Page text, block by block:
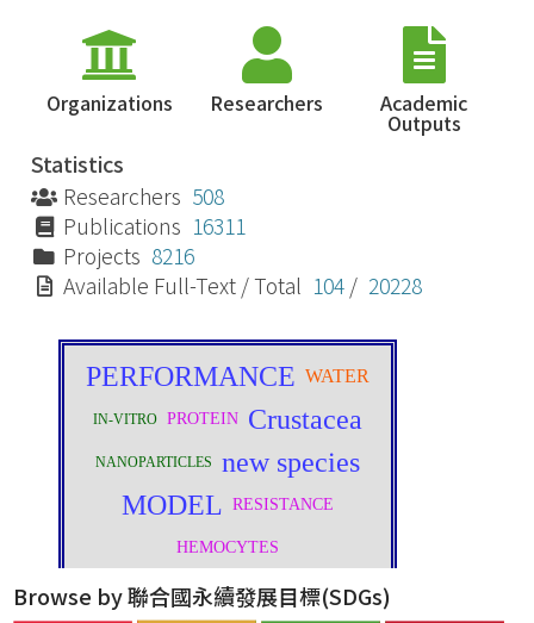
Organizations Researchers Academic
Outputs
Statistics
Researchers 508
Publications 16311
Projects 8216
Available Full-Text / Total 104 / 20228
Browse by 聯合國永續發展目標(SDGs)